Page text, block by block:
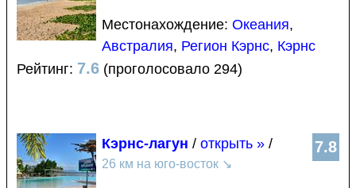
Местонахождение: Океания,
Австралия, Регион Кэрнс, Кэрнс
Рейтинг: 7.6 (проголосовало 294)
7.8
Кэрнс-лагун / открыть » /
26 км на юго-восток ↘